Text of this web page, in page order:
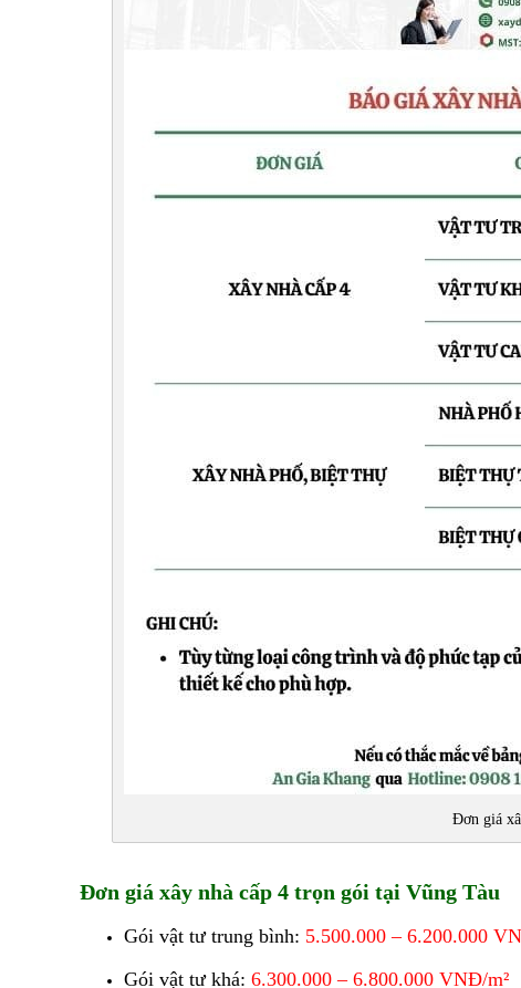
Đơn giá
Đơn giá xây nhà cấp 4 trọn gói tại Vũng Tàu
Gói vật tư trung bình: 5.500.000 – 6.200.000
Gói vật tư khá: 6.300.000 – 6.800.000 VNĐ/m²